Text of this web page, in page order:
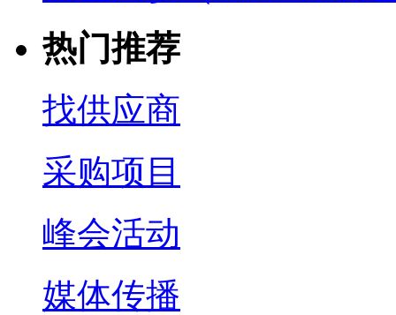
热门推荐
找供应商
采购项目
峰会活动
媒体传播